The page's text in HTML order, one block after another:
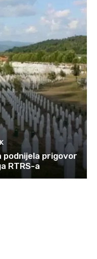
podnijela prigovor
RTRS-a